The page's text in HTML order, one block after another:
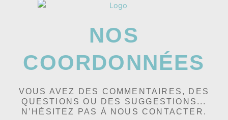
NOS
COORDONNÉES
VOUS AVEZ DES COMMENTAIRES, DES
QUESTIONS OU DES SUGGESTIONS...
N’HÉSITEZ PAS À NOUS CONTACTER.